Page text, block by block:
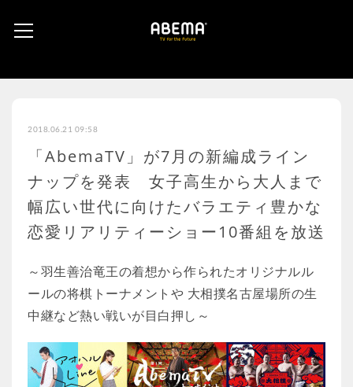
2018.06.21 09:58
「AbemaTV」が7月の新編成ライン
ナップを発表 女子高生から大人まで
幅広い世代に向けたバラエティ豊かな
恋愛リアリティーショー10番組を放送
～羽生善治竜王の着想から作られたオリジナルル
ールの将棋トーナメントや 大相撲名古屋場所の生
中継など熱い戦いが目白押し～